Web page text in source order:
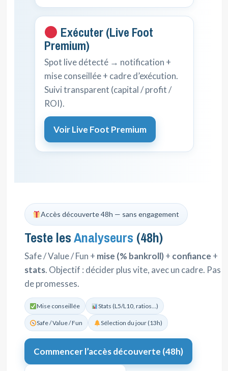
Exécuter (Live Foot
Premium)
Spot live détecté → notification +
mise conseillée + cadre d’exécution.
Suivi transparent (capital / profit /
ROI).
Voir Live Foot Premium
Accès découverte 48h — sans engagement
Teste lesAnalyseurs (48h)
Safe / Value / Fun + mise (% bankroll)+ confiance +
stats. Objectif : décider plus vite, avec un cadre. Pas
de promesses.
Mise conseillée Stats (L5/L10, ratios…)
Safe / Value / Fun Sélection du jour (13h)
Commencer l’accès découverte (48h)